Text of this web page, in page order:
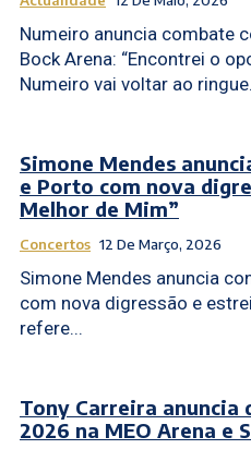
Numeiro anuncia combate
Bock Arena: “Encontrei o
Numeiro vai voltar ao
Simone Mendes
e Porto com nova
Melhor de Mim”
Concertos 12 De Março, 2026
Simone Mendes anuncia
com nova digressão e
refere...
Tony Carreira anuncia
2026 na MEO Arena e